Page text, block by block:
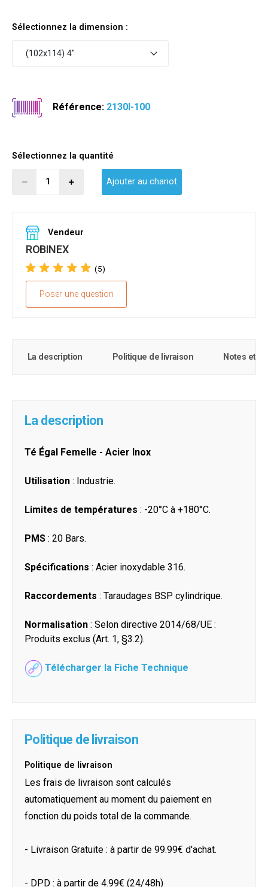
Sélectionnez la dimension :
(102x114) 4"
Référence: 2130I-100
Sélectionnez la quantité
Ajouter au chariot
Vendeur
ROBINEX
(5)
Poser une question
La description Politique de livraison Notes et
La description
Té Égal Femelle - Acier Inox
Utilisation : Industrie.
Limites de températures : -20°C à +180°C.
PMS : 20 Bars.
Spécifications : Acier inoxydable 316.
Raccordements : Taraudages BSP cylindrique.
Normalisation : Selon directive 2014/68/UE :
Produits exclus (Art. 1, §3.2).
Télécharger la Fiche Technique
Politique de livraison
Politique de livraison
Les frais de livraison sont calculés
automatiquement au moment du paiement en
fonction du poids total de la commande.
- Livraison Gratuite : à partir de 99.99€ d'achat.
- DPD : à partir de 4.99€ (24/48h)